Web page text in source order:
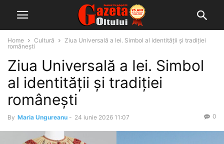
Home Cultură
Ziua Universală a Iei. Simbol al identității și tradiției
românești
Ziua Universală a Iei. Simbol
al identității și tradiției
românești
By Maria Ungureanu - 24 iunie 2026 11:07 0